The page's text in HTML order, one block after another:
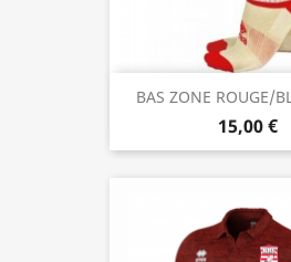
BAS ZONE ROUGE/
15,00 €